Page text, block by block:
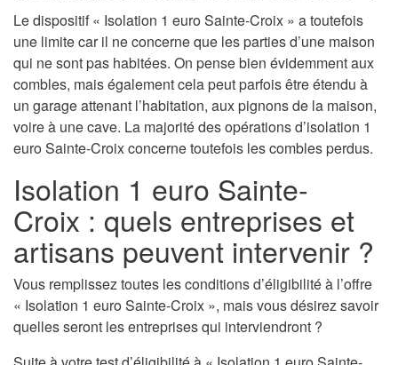
Le dispositif « Isolation 1 euro Sainte-Croix » a toutefois
une limite car il ne concerne que les parties d’une maison
qui ne sont pas habitées. On pense bien évidemment aux
combles, mais également cela peut parfois être étendu à
un garage attenant l’habitation, aux pignons de la maison,
voire à une cave. La majorité des opérations d’isolation 1
euro Sainte-Croix concerne toutefois les combles perdus.
Isolation 1 euro Sainte-
Croix : quels entreprises et
artisans peuvent intervenir ?
Vous remplissez toutes les conditions d’éligibilité à l’offre
« Isolation 1 euro Sainte-Croix », mais vous désirez savoir
quelles seront les entreprises qui interviendront ?